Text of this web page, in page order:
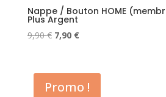
Nappe / Bouton HOME
Plus Argent
9,90€ Le
était :
9,90 €.
7,90 €Le
est :
7,90 €.
Promo !